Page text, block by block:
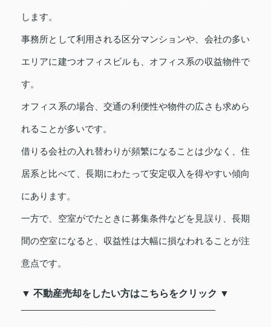
します。
事務所として利用される区分マンションや、会社の多い
エリアに建つオフィスビルも、オフィス系の収益物件で
す。
オフィス系の場合、交通の利便性や物件の広さも求めら
れることが多いです。
借りる会社の入れ替わりが頻繁になることは少なく、住
居系と比べて、長期にわたって安定収入を得やすい傾向
にあります。
一方で、空室がでたときに募集条件などを見誤り、長期
間の空室になると、収益性は大幅に損なわれることが注
意点です。
▼ 不動産売却をしたい方はこちらをクリック ▼